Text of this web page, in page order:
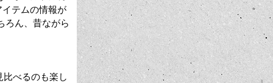
イテムの情報が
ろん、昔ながら
べるのも楽し